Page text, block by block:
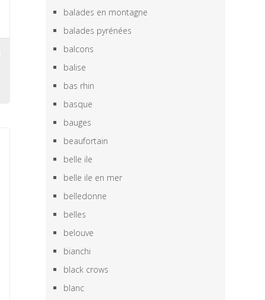
balades en montagne
balades pyrénées
balcons
balise
bas rhin
basque
bauges
beaufortain
belle ile
belle ile en mer
belledonne
belles
belouve
bianchi
black crows
blanc